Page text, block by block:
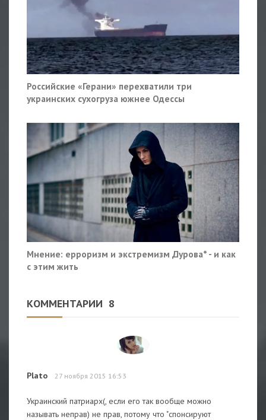
Российские «Герани» перехватили три
украинских сухогруза южнее Одессы
Мнение: ерроризм и экстремизм Дурова* - и как
с этим жить
КОММЕНТАРИИ 8
Plato 27 ноября 2015 16:53
Украинский патриарх(, если его так вообще можно
называть неправ) не прав, потому что "спонсируют